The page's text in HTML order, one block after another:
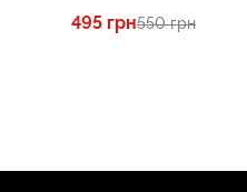
495 грн550 грн